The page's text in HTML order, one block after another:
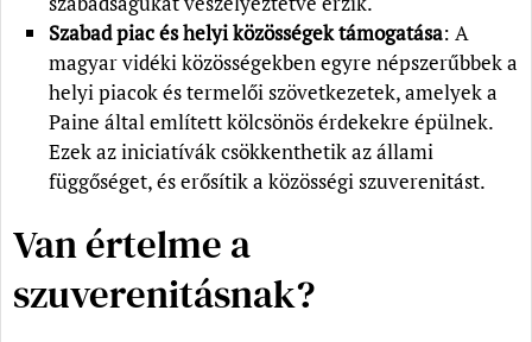
Szabad piac és helyi közösségek támogatása: A
magyar vidéki közösségekben egyre népszerűbbek a
helyi piacok és termelői szövetkezetek, amelyek a
Paine által említett kölcsönös érdekekre épülnek.
Ezek az iniciatívák csökkenthetik az állami
függőséget, és erősítik a közösségi szuverenitást.
Van értelme a
szuverenitásnak?